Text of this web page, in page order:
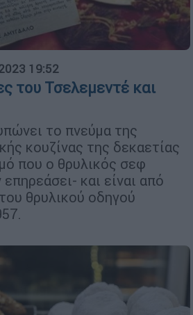
19:52
του Τσελεμεντέ και
το πνεύμα της
κουζίνας της δεκαετίας
που ο θρυλικός σεφ
και είναι από
θρυλικού οδηγού